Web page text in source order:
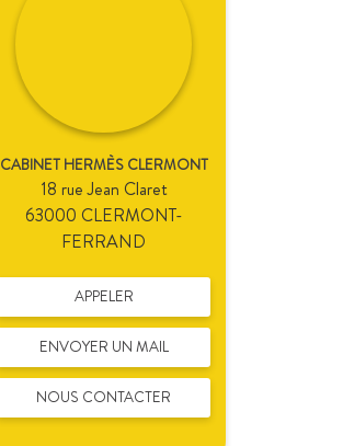
CABINET HERMÈS CLERMONT
18 rue Jean Claret
63000 CLERMONT-
FERRAND
APPELER
ENVOYER UN MAIL
NOUS CONTACTER